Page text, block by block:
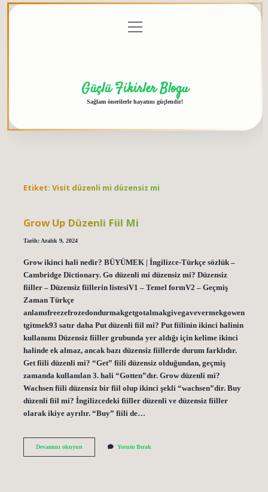
menüyü
aç
Güçlü Fikirler Blogu
Sağlam önerilerle hayatını güçlendir!
Etiket: Visit düzenli mi düzensiz mi
Grow Up Düzenli Fiil Mi
Tarih: Aralık 9, 2024
Grow ikinci hali nedir? BÜYÜMEK | İngilizce-Türkçe sözlük –
Cambridge Dictionary. Go düzenli mi düzensiz mi? Düzensiz
fiiller – Düzensiz fiillerin listesiV1 – Temel formV2 – Geçmiş
Zaman Türkçe
anlamıfreezefrozedondurmakgetgotalmakgivegavevermekgowen
tgitmek93 satır daha Put düzenli fiil mi? Put fiilinin ikinci halinin
kullanımı Düzensiz fiiller grubunda yer aldığı için kelime ikinci
halinde ek almaz, ancak bazı düzensiz fiillerde durum farklıdır.
Get fiili düzenli mi? “Get” fiili düzensiz olduğundan, geçmiş
zamanda kullanılan 3. hali “Gotten”dır. Grow düzenli mi?
Wachsen fiili düzensiz bir fiil olup ikinci şekli “wachsen”dir. Buy
düzenli fiil mi? İngilizcedeki fiiller düzenli ve düzensiz fiiller
olarak ikiye ayrılır. “Buy” fiili de…
Devamını okuyunGrow
Yorum Bırak